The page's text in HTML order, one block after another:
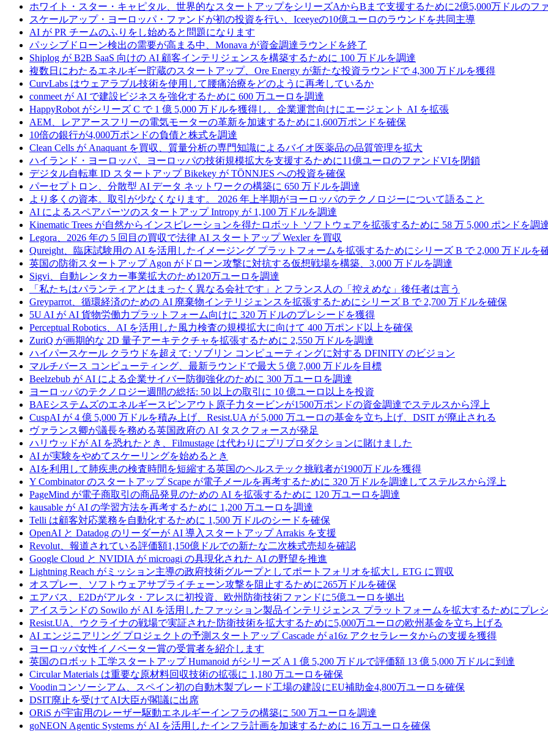
ホワイト・スター・キャピタル、世界的なスタートアップをシリーズAからBまで支援するために2億5,000万ドルのフ
スケールアップ・ヨーロッパ・ファンドが初の投資を行い、Iceeyeの10億ユーロのラウンドを共同主導
AI が PR チームのふりをし始めると問題になります
パッシブドローン検出の需要が高まる中、Monava が資金調達ラウンドを終了
Shiplog が B2B SaaS 向けの AI 顧客インテリジェンスを構築するために 100 万ドルを調達
複数日にわたるエネルギー貯蔵のスタートアップ、Ore Energy が新たな投資ラウンドで 4,300 万ドルを獲得
CurvLabs はウェアラブル技術を使用して腰痛治療をどのように再考しているか
conmeet が AI で建設ビジネスを強化するために 600 万ユーロを調達
HappyRobot がシリーズ C で 1 億 5,000 万ドルを獲得し、企業運営向けにエージェント AI を拡張
AEM、レアアースフリーの電気モーターの革新を加速するために1,600万ポンドを確保
10倍の銀行が4,000万ポンドの負債と株式を調達
Clean Cells が Anaquant を買収、質量分析の専門知識によるバイオ医薬品の品質管理を拡大
ハイランド・ヨーロッパ、ヨーロッパの技術規模拡大を支援するために11億ユーロのファンドVIを閉鎖
デジタル自転車 ID スタートアップ Bikekey が TÖNNJES への投資を確保
パーセプトロン、分散型 AI データ ネットワークの構築に 650 万ドルを調達
より多くの資本。取引が少なくなります。 2026 年上半期がヨーロッパのテクノロジーについて語ること
AI によるスペアパーツのスタートアップ Intropy が 1,100 万ドルを調達
Kinematic Trees が自然からインスピレーションを得たロボット ソフトウェアを拡張するために 58 万 5,000 ポンドを調
Legora、2026 年の 5 回目の買収で法律 AI スタートアップ Wexler を買収
Qureight、臨床試験用の AI を活用したイメージング プラットフォームを拡張するためにシリーズ B で 2,000 万ドルを
英国の防衛スタートアップ Agon がドローン攻撃に対抗する仮想戦場を構築、3,000 万ドルを調達
Sigvi、自動レンタカー事業拡大のため120万ユーロを調達
「私たちはパランティアとはまったく異なる会社です」とフランス人の「控えめな」後任者は言う
Greyparrot、循環経済のための AI 廃棄物インテリジェンスを拡張するためにシリーズ B で 2,700 万ドルを確保
5U AI が AI 貨物労働力プラットフォーム向けに 320 万ドルのプレシードを獲得
Perceptual Robotics、AI を活用した風力検査の規模拡大に向けて 400 万ポンド以上を確保
ZuriQ が画期的な 2D 量子アーキテクチャを拡張するために 2,550 万ドルを調達
ハイパースケール クラウドを超えて: ソブリン コンピューティングに対する DFINITY のビジョン
マルチバース コンピューティング、最新ラウンドで最大 5 億 7,000 万ドルを目標
Beelzebub が AI による企業サイバー防御強化のために 300 万ユーロを調達
ヨーロッパのテクノロジー週間の総括: 50 以上の取引に 10 億ユーロ以上を投資
BAEシステムズのエネルギースピンアウト原子力タービンが1500万ポンドの資金調達でステルスから浮上
CuspAI が 4 億 5,000 万ドルを積み上げ、Resist.UA が 5,000 万ユーロの基金を立ち上げ、DSIT が廃止される
ヴァランス卿が議長を務める英国政府の AI タスクフォースが発足
ハリウッドが AI を恐れたとき、Filmustage は代わりにプリプロダクションに賭けました
AI が実験をやめてスケーリングを始めるとき
AIを利用して肺疾患の検査時間を短縮する英国のヘルステック挑戦者が1900万ドルを獲得
Y Combinator のスタートアップ Scape が電子メールを再考するために 320 万ドルを調達してステルスから浮上
PageMind が電子商取引の商品発見のための AI を拡張するために 120 万ユーロを調達
kausable が AI の学習方法を再考するために 1,200 万ユーロを調達
Telli は顧客対応業務を自動化するために 1,500 万ドルのシードを確保
OpenAI と Datadog のリーダーが AI 導入スタートアップ Arrakis を支援
Revolut、報道されている評価額1,150億ドルでの新たな二次株式売却を確認
Google Cloud と NVIDIA が microagi の具現化された AI の野望を推進
Lightning Reach がミッション主導の政府技術グループとしてポートフォリオを拡大し ETG に買収
オスプレー、ソフトウェアサプライチェーン攻撃を阻止するために265万ドルを確保
エアバス、E2Dがアルタ・アレスに初投資、欧州防衛技術ファンドに5億ユーロを拠出
アイスランドの Sowilo が AI を活用したファッション製品インテリジェンス プラットフォームを拡大するためにプレ
Resist.UA、ウクライナの戦場で実証された防衛技術を拡大するために5,000万ユーロの欧州基金を立ち上げる
AI エンジニアリング プロジェクトの予測スタートアップ Cascade が a16z アクセラレータからの支援を獲得
ヨーロッパ女性イノベーター賞の受賞者を紹介します
英国のロボット工学スタートアップ Humanoid がシリーズ A 1 億 5,200 万ドルで評価額 13 億 5,000 万ドルに到達
Circular Materials は重要な原材料回収技術の拡張に 1,180 万ユーロを確保
Voodinコンソーシアム、スペイン初の自動木製ブレード工場の建設にEU補助金4,800万ユーロを確保
DSIT廃止を受けてAI大臣が閣議に出席
ORiS が宇宙用のレーザー駆動エネルギーインフラの構築に 500 万ユーロを調達
goNEON Agentic Systems が AI を活用したインフラ計画を加速するために 16 万ユーロを確保